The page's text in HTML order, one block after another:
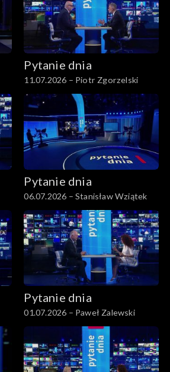
Pytanie dnia
11.07.2026 – Piotr Zgorzelski
Pytanie dnia
06.07.2026 – Stanisław Wziątek
Pytanie dnia
01.07.2026 – Paweł Zalewski